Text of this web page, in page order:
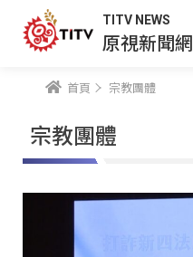
TITV NEWS
原視新聞網
首頁 宗教團體
宗教團體